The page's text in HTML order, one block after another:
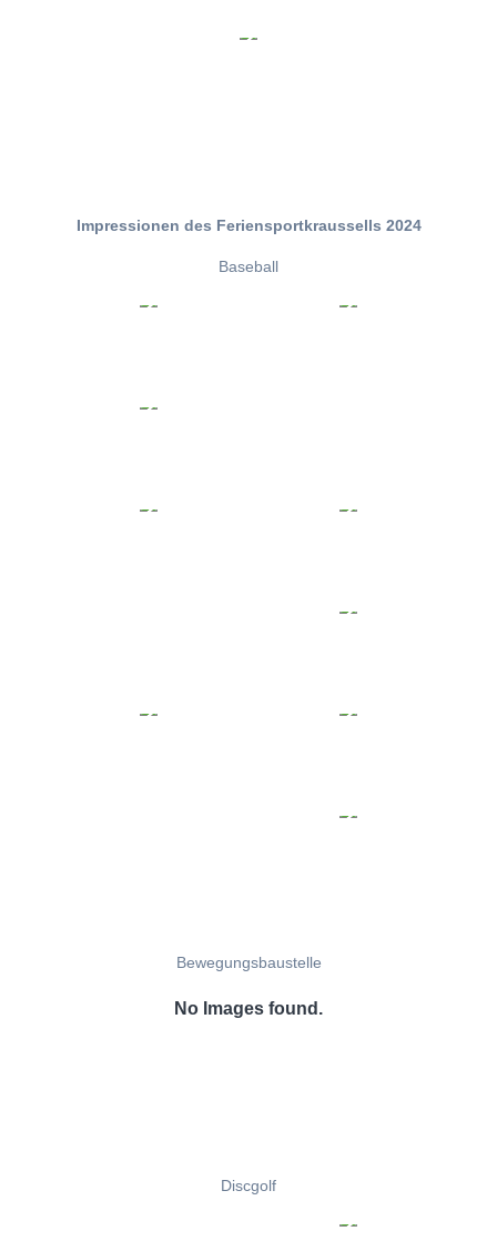
Impressionen des Feriensportkraussells 2024
Baseball
Bewegungsbaustelle
No Images found.
Discgolf